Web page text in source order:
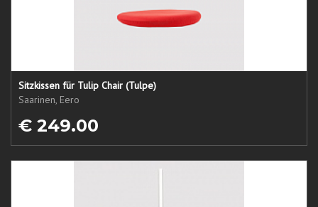
Sitzkissen für Tulip Chair (Tulpe)
Saarinen, Eero
€ 249.00